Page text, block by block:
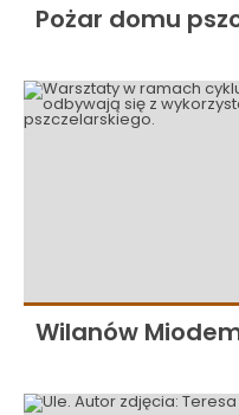
Pożar domu
Wilanów